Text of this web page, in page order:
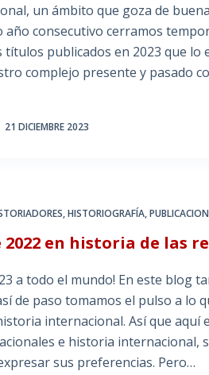
un ámbito que goza de
año consecutivo cerramos
publicados en 2023 que lo
complejo presente y pasado
21 DICIEMBRE 2023
,HISTORIOGRAFÍA,
2022 en historia de las
a todo el mundo! En este blog
de paso tomamos el pulso a lo
internacional. Así que aquí
e historia internacional,
sus preferencias. Pero…